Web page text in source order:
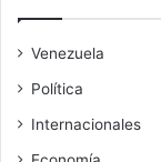
Venezuela
Política
Internacionales